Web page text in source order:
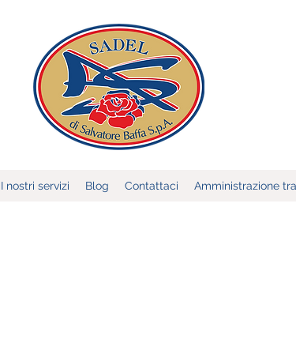
I nostri servizi Blog Contattaci Amministrazione